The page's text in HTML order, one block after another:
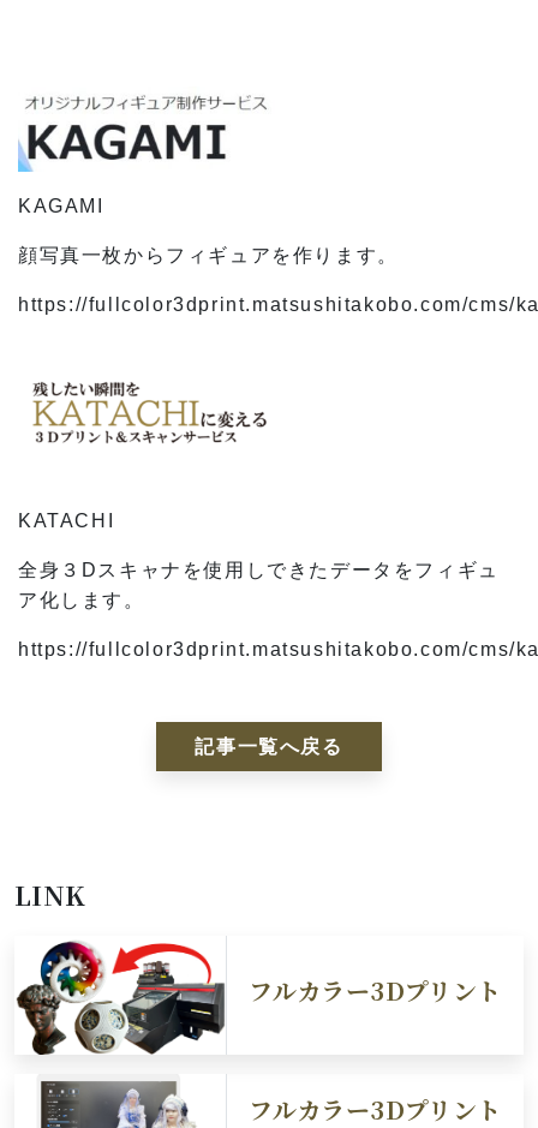
KAGAMI
顔写真一枚からフィギュアを作ります。
https://fullcolor3dprint.matsushitakobo.com/cms/
KATACHI
全身３Dスキャナを使用しできたデータをフィギュ
ア化します。
https://fullcolor3dprint.matsushitakobo.com/cms/
記事一覧へ戻る
LINK
フルカラー3Dプリント
フルカラー3Dプリント